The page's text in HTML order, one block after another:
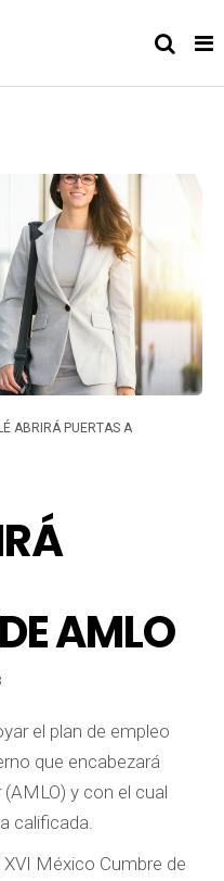
ABRIRÁ PUERTAS A
AMLO
el plan de empleo
que encabezará
y con el cual
calificada.
México Cumbre de